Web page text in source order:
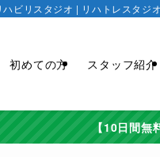
ビリスタジオ | リハトレスタジ
初めての方 スタッフ紹介
【10日間無